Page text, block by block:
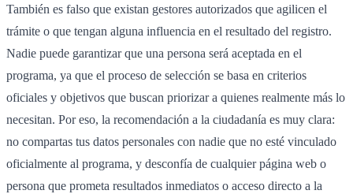
También es falso que existan gestores autorizados que agilicen el
trámite o que tengan alguna influencia en el resultado del registro.
Nadie puede garantizar que una persona será aceptada en el
programa, ya que el proceso de selección se basa en criterios
oficiales y objetivos que buscan priorizar a quienes realmente más lo
necesitan. Por eso, la recomendación a la ciudadanía es muy clara:
no compartas tus datos personales con nadie que no esté vinculado
oficialmente al programa, y desconfía de cualquier página web o
persona que prometa resultados inmediatos o acceso directo a la